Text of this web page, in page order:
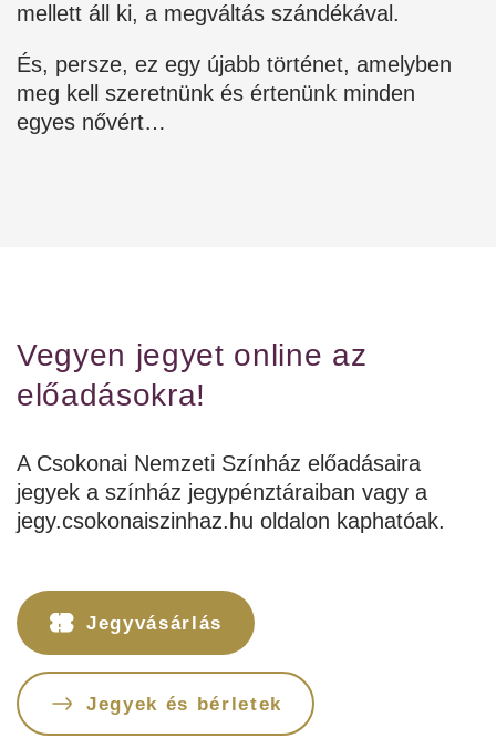
Jegyvásárlás
Műsor
mellett áll ki, a megváltás szándékával.
És, persze, ez egy újabb történet, amelyben
meg kell szeretnünk és értenünk minden
egyes nővért…
Vegyen jegyet online az
előadásokra!
A Csokonai Nemzeti Színház előadásaira
jegyek a színház jegypénztáraiban vagy a
jegy.csokonaiszinhaz.hu oldalon kaphatóak.
Jegyvásárlás
Jegyek és bérletek